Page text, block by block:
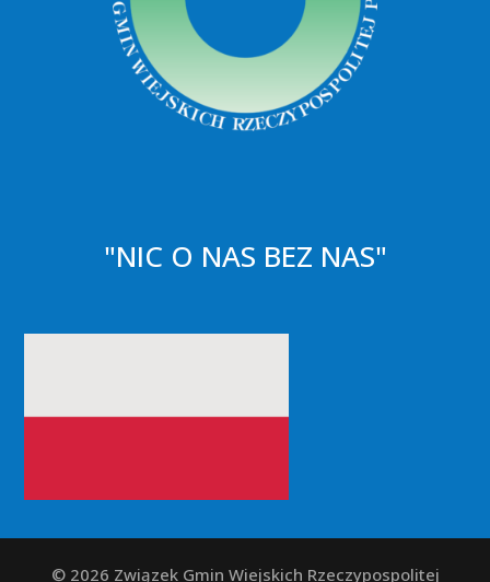
"NIC O NAS BEZ NAS"
© 2026 Związek Gmin Wiejskich Rzeczypospolitej